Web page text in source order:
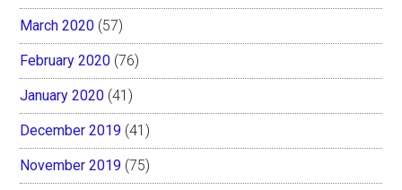
March 2020 (57)
February 2020 (76)
January 2020 (41)
December 2019 (41)
November 2019 (75)